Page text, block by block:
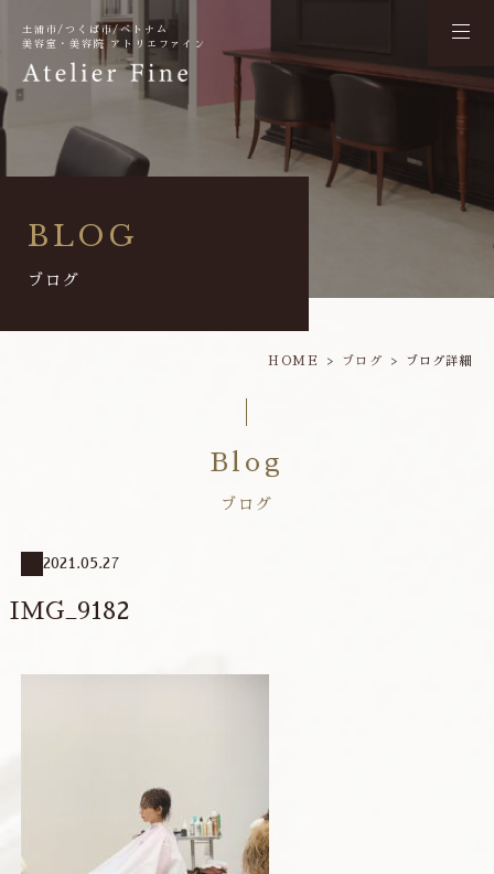
土浦市/つくば市/ベトナム
美容室・美容院 アトリエファイン
BLOG
ブログ
HOME ブログ ブログ詳細
Blog
ブログ
2021.05.27
IMG_9182